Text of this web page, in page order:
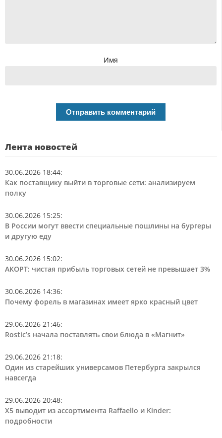
Имя
Лента новостей
30.06.2026 18:44:
Как поставщику выйти в торговые сети: анализируем
полку
30.06.2026 15:25:
В России могут ввести специальные пошлины на бургеры
и другую еду
30.06.2026 15:02:
АКОРТ: чистая прибыль торговых сетей не превышает 3%
30.06.2026 14:36:
Почему форель в магазинах имеет ярко красный цвет
29.06.2026 21:46:
Rostic’s начала поставлять свои блюда в «Магнит»
29.06.2026 21:18:
Один из старейших универсамов Петербурга закрылся
навсегда
29.06.2026 20:48:
Х5 выводит из ассортимента Raffaello и Kinder:
подробности